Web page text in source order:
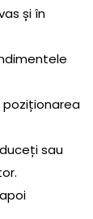
și în
poziționarea
sau